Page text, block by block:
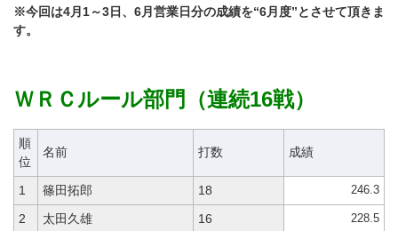
※今回は4月1～3日、6月営業日分の成績を“6月度”とさせて頂きま
す。
ＷＲＣルール部門（連続16戦）
順
位
名前 打数 成績
1 篠田拓郎 18 246.3
2 太田久雄 16 228.5